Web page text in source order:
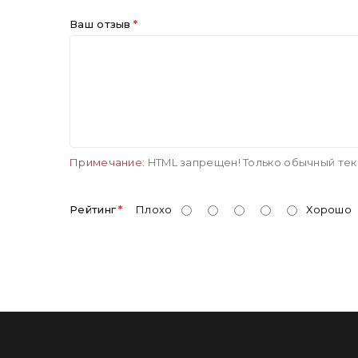
Ваш отзыв
Примечание: HTML запрещен! Только обычный
Рейтинг Плохо Хорошо